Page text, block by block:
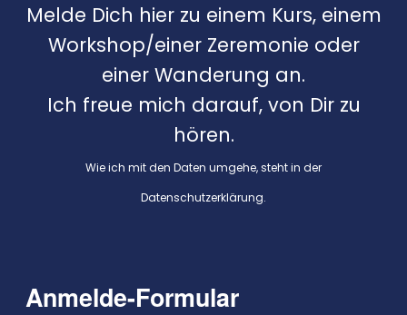
Melde Dich hier zu einem Kurs, einem
Workshop/einer Zeremonie oder
einer Wanderung an.
Ich freue mich darauf, von Dir zu
hören.
Wie ich mit den Daten umgehe, steht in der
Datenschutzerklärung.
Anmelde-Formular